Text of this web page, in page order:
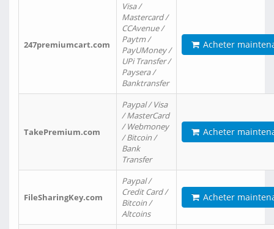
247premiumcart.com
Visa /
Mastercard /
CCAvenue /
Paytm /
PayUMoney /
UPi Transfer /
Paysera /
Banktransfer
Acheter
TakePremium.com
Paypal / Visa
/ MasterCard
/ Webmoney
/ Bitcoin /
Bank
Transfer
Acheter
FileSharingKey.com
Paypal /
Credit Card /
Bitcoin /
Altcoins
Acheter